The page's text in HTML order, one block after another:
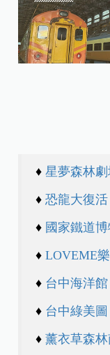
♦星夢森林劇
♦恐龍大復活
♦ 國家鐵道博
♦LOVEME
♦ 台中海洋館
♦ 台中綠美圖
♦薰衣草森林